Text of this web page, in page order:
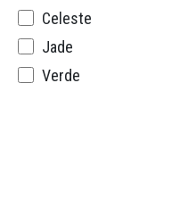
Celeste
Jade
Verde